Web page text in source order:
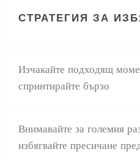
СТРАТЕГИЯ ЗА
Изчакайте подходящ
спринтирайте бързо
Внимавайте за големия
избягвайте пресичане